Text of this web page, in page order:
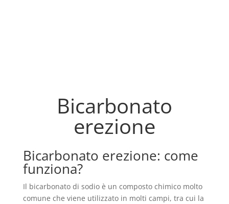
Bicarbonato
erezione
Bicarbonato erezione: come
funziona?
Il bicarbonato di sodio è un composto chimico molto
comune che viene utilizzato in molti campi, tra cui la